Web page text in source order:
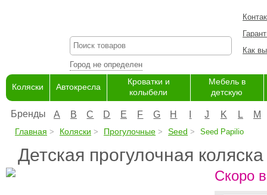
Город не определен
Как
Коляски Автокресла
Кроватки и
колыбели
Мебель в
детскую
Бренды A B C D E F G H J K L M
Главная Коляски Прогулочные Seed Seed Papilio
Детская прогулочная
Скоро